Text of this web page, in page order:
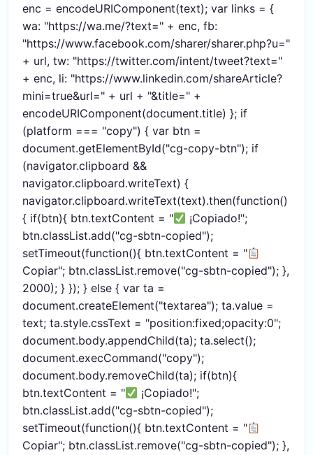
enc = encodeURIComponent(text); var links = {
wa: "https://wa.me/?text=" + enc, fb:
"https://www.facebook.com/sharer/sharer.php?u="
+ url, tw: "https://twitter.com/intent/tweet?text="
+ enc, li: "https://www.linkedin.com/shareArticle?
mini=true&url=" + url + "&title=" +
encodeURIComponent(document.title) }; if
(platform === "copy") { var btn =
document.getElementById("cg-copy-btn"); if
(navigator.clipboard &&
navigator.clipboard.writeText) {
navigator.clipboard.writeText(text).then(function()
{ if(btn){ btn.textContent = "
¡Copiado!";
btn.classList.add("cg-sbtn-copied");
setTimeout(function(){ btn.textContent = "
Copiar"; btn.classList.remove("cg-sbtn-copied"); },
2000); } }); } else { var ta =
document.createElement("textarea"); ta.value =
text; ta.style.cssText = "position:fixed;opacity:0";
document.body.appendChild(ta); ta.select();
document.execCommand("copy");
document.body.removeChild(ta); if(btn){
btn.textContent = "
¡Copiado!";
btn.classList.add("cg-sbtn-copied");
setTimeout(function(){ btn.textContent = "
Copiar"; btn.classList.remove("cg-sbtn-copied"); },